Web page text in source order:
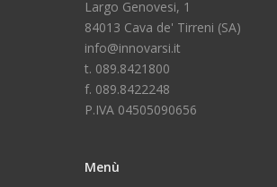
Largo Genovesi, 1
84013 Cava de' Tirreni (SA)
info@innovarsi.it
t. 089.8421800
f. 089.8422248
P.IVA 04505090656
Menù